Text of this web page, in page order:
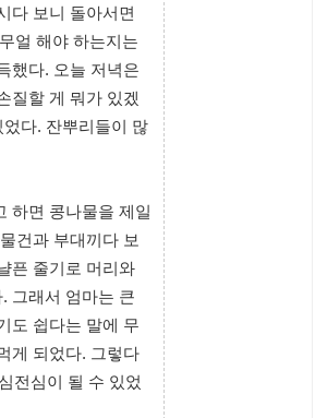
다 보니 돌아서면
얼 해야 하는지는
했다. 오늘 저녁은
질할 게 뭐가 있겠
다. 잔뿌리들이 많
하면 콩나물을 제일
건과 부대끼다 보
픈 줄기로 머리와
그래서 엄마는 큰
도 쉽다는 말에 무
게 되었다. 그렇다
전심이 될 수 있었